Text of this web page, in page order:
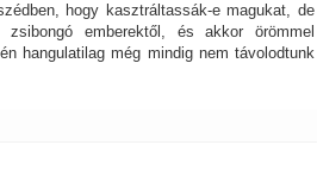
hogy kasztráltassák-e magukat, de
emberektől, és akkor örömmel
hangulatilag még mindig nem távolodtunk